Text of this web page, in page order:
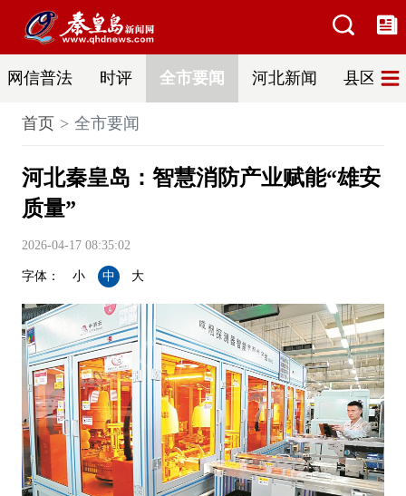
网信普法 时评 全市要闻 河北新闻 县区热
首页 全市要闻
河北秦皇岛：智慧消防产业赋能“雄安
质量”
2026-04-17 08:35:02
字体： 小 中 大